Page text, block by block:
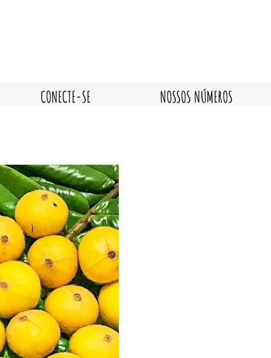
CONECTE-SE NOSSOS NÚMEROS